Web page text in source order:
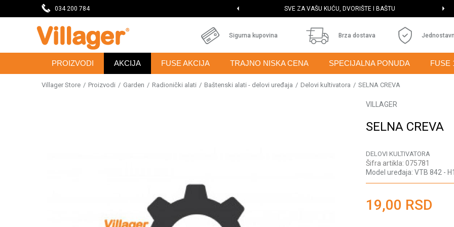
034 200 784DOBRODOŠLI NA VILLAGER ONLINE PRODAVNICU SVE ZA VAŠU KUĆU, DVORIŠTE I BAŠTU
Sigurna kupovina Brza dostava
PROIZVODI AKCIJA FUSE AKCIJA TRAJNO NISKA CENA SPECIJALNA PONUDA FUSE
Villager Store Proizvodi Garden Radionički alati Baštenski alati - delovi uređaja Delovi kultivatora SELNA CREVA
VILLAGER
SELNA CREVA
DELOVI KULTIVATORA
Šifra artikla: 075781
Model uređaja: VTB 842 -
19,00 RSD